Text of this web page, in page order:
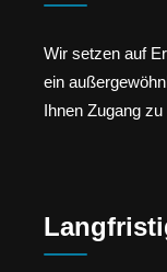
Wir setzen auf
ein
Ihnen Zugang